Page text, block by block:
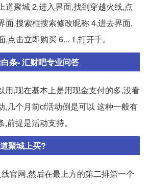
道聚城 2,进入界面,找到穿越火线,点
面,搜索框搜索修改昵称 4,进去界面,
点击立即购买 6... 1,打开手。
条- 汇财吧专业问答
用,现在基本上是用现金支付的多,没看
,几个月前cf活动倒是可以 这种一般有
前提是活动支持。
聚城上买?
官网,然后在最上方的第二排第一个